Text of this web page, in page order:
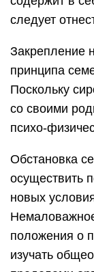
следует
Закрепление
принципа
Поскольку
со своими
психо-
Обстановка
осуществить
новых
положения о
изучать